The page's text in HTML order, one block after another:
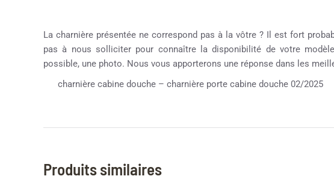
La charnière présentée ne correspond pas à la vôtre ? Il est fort
pas à nous solliciter pour connaître la disponibilité de votre
possible, une photo. Nous vous apporterons une réponse dans les
charnière cabine douche – charnière porte cabine douche 02/2025
Produits similaires